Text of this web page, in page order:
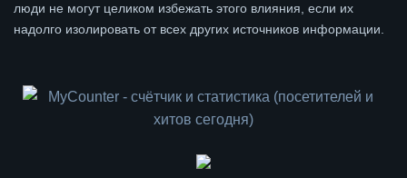
люди не могут целиком избежать этого влияния, если их
надолго изолировать от всех других источников информации.